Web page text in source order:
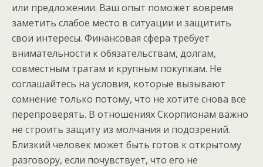
или предложении. Ваш опыт поможет вовремя
заметить слабое место в ситуации и защитить
свои интересы. Финансовая сфера требует
внимательности к обязательствам, долгам,
совместным тратам и крупным покупкам. Не
соглашайтесь на условия, которые вызывают
сомнение только потому, что не хотите снова все
перепроверять. В отношениях Скорпионам важно
не строить защиту из молчания и подозрений.
Близкий человек может быть готов к открытому
разговору, если почувствует, что его не